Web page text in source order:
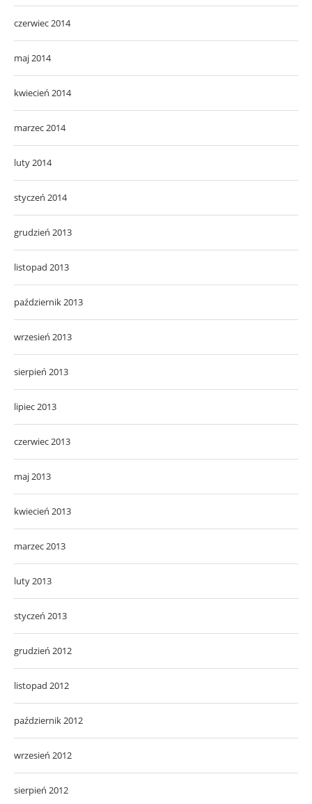
czerwiec 2014
maj 2014
kwiecień 2014
marzec 2014
luty 2014
styczeń 2014
grudzień 2013
listopad 2013
październik 2013
wrzesień 2013
sierpień 2013
lipiec 2013
czerwiec 2013
maj 2013
kwiecień 2013
marzec 2013
luty 2013
styczeń 2013
grudzień 2012
listopad 2012
październik 2012
wrzesień 2012
sierpień 2012